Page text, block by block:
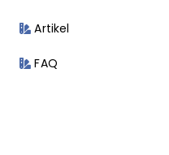
Artikel
FAQ